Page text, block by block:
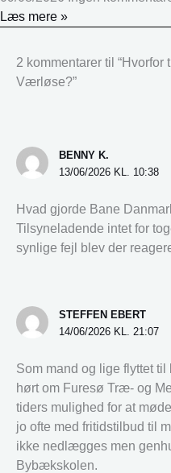
Læs mere »
2 kommentarer til “Hvorfor
Værløse?”
BENNY K.
13/06/2026 KL. 10:38
Hvad gjorde Bane
Tilsyneladende intet for
synlige fejl blev der
STEFFEN EBERT
14/06/2026 KL. 21:07
Som mand og lige flyttet
hørt om Furesø Træ- og
tiders mulighed for at
jo ofte med fritidstilbud til
ikke nedlægges men
Bybækskolen.